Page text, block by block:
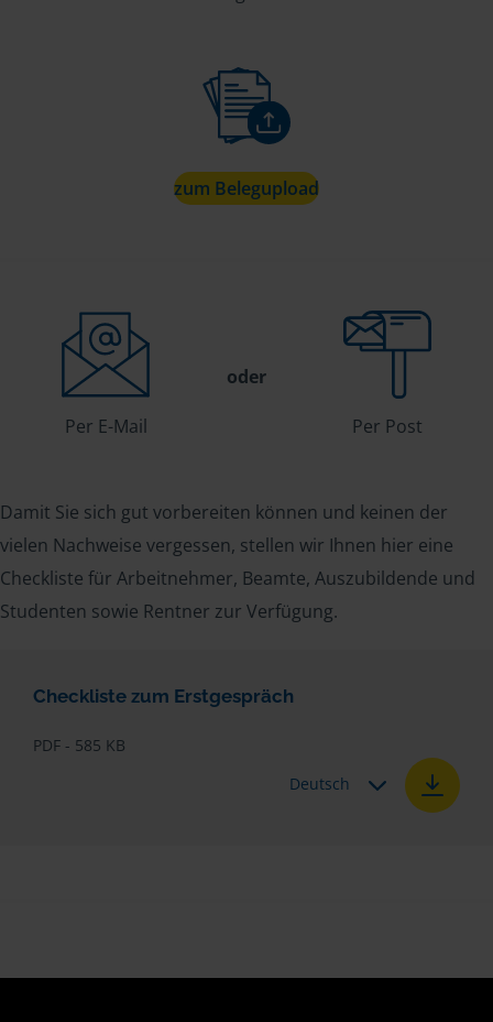
zum Belegupload
Per E-Mail
oder
Per Post
Damit Sie sich gut vorbereiten können und keinen der
vielen Nachweise vergessen, stellen wir Ihnen hier eine
Checkliste für Arbeitnehmer, Beamte, Auszubildende und
Studenten sowie Rentner zur Verfügung.
Checkliste zum Erstgespräch
PDF - 585 KB
Deutsch